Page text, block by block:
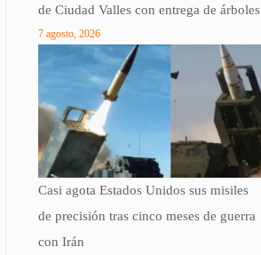
de Ciudad Valles con entrega de árboles
7 agosto, 2026
Casi agota Estados Unidos sus misiles
de precisión tras cinco meses de guerra
con Irán